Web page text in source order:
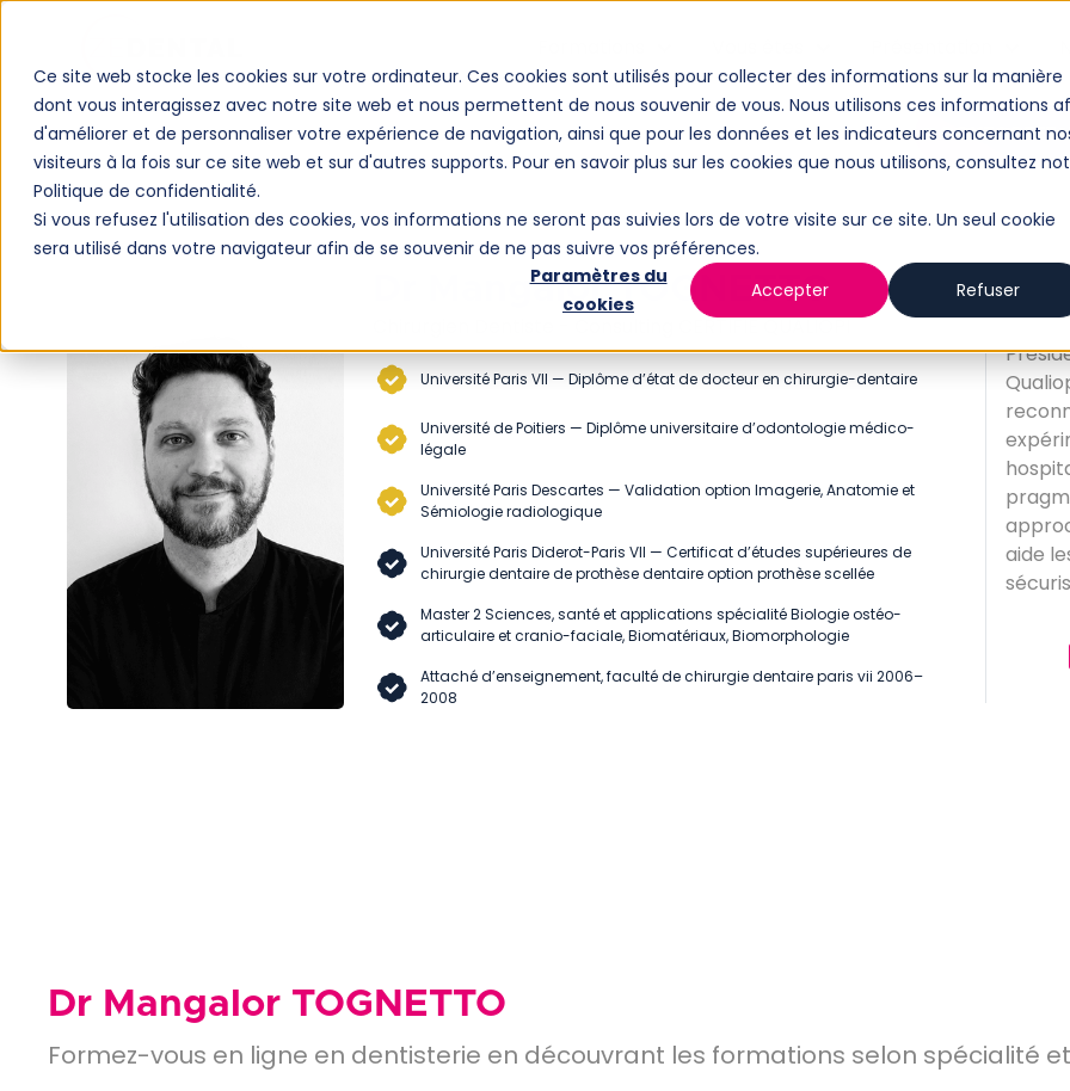
Ce site web stocke les cookies sur votre ordinateur. Ces cookies sont utilisés pour collecter des informations sur la manière
dont vous interagissez avec notre site web et nous permettent de nous souvenir de vous. Nous utilisons ces informations
d'améliorer et de personnaliser votre expérience de navigation, ainsi que pour les données et les indicateurs concernant
visiteurs à la fois sur ce site web et sur d'autres supports. Pour en savoir plus sur les cookies que nous utilisons, consultez
Politique de confidentialité.
Si vous refusez l'utilisation des cookies, vos informations ne seront pas suivies lors de votre visite sur ce site. Un seul cookie
sera utilisé dans votre navigateur afin de se souvenir de ne pas suivre vos préférences.
Paramètres du
cookies
Accepter Refuser
Dr Mangalor TOGNETTO
Chirurgien Dentiste - Consulting CERTIFIE QUALIOPI
Université Paris VII — Diplôme d’état de docteur en chirurgie-dentaire
Université de Poitiers — Diplôme universitaire d’odontologie médico-
légale
Université Paris Descartes — Validation option Imagerie, Anatomie et
Sémiologie radiologique
Université Paris Diderot-Paris VII — Certificat d’études supérieures de
chirurgie dentaire de prothèse dentaire option prothèse scellée
Master 2 Sciences, santé et applications spécialité Biologie ostéo-
articulaire et cranio-faciale, Biomatériaux, Biomorphologie
Attaché d’enseignement, faculté de chirurgie dentaire paris vii 2006–
2008
Le Dr
aide
Dr Mangalor TOGNETTO
Formez-vous en ligne en dentisterie en découvrant les formations selon spécialité